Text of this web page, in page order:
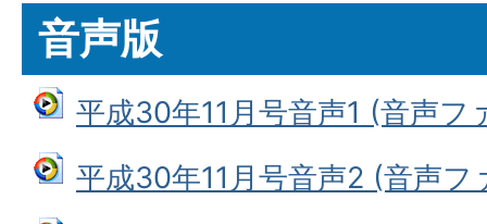
音声版
平成30年11月号音声1 (音声フ
平成30年11月号音声2 (音声